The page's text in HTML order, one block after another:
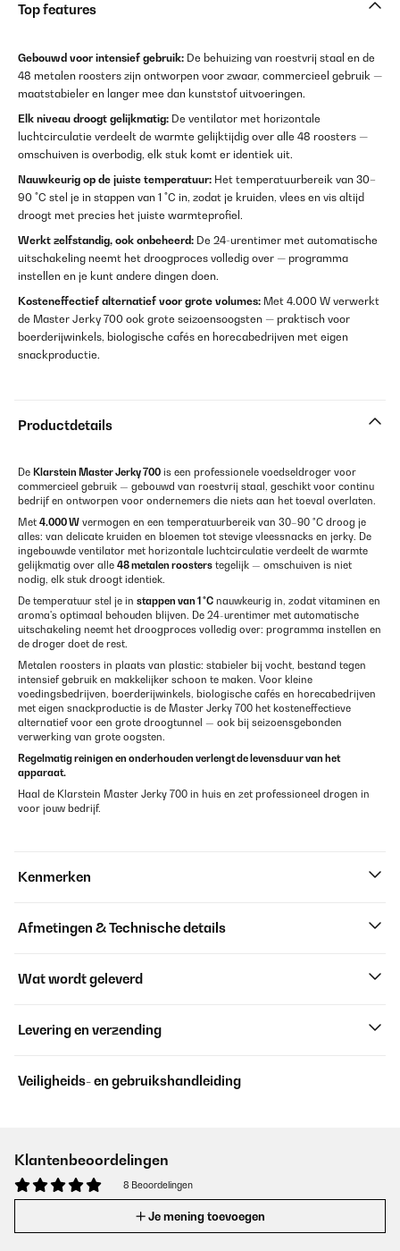
Top features
Gebouwd voor intensief gebruik: De behuizing van roestvrij staal en de
48 metalen roosters zijn ontworpen voor zwaar, commercieel gebruik —
maatstabieler en langer mee dan kunststof uitvoeringen.
Elk niveau droogt gelijkmatig: De ventilator met horizontale
luchtcirculatie verdeelt de warmte gelijktijdig over alle 48 roosters —
omschuiven is overbodig, elk stuk komt er identiek uit.
Nauwkeurig op de juiste temperatuur: Het temperatuurbereik van 30–
90 °C stel je in stappen van 1 °C in, zodat je kruiden, vlees en vis altijd
droogt met precies het juiste warmteprofiel.
Werkt zelfstandig, ook onbeheerd: De 24-urentimer met automatische
uitschakeling neemt het droogproces volledig over — programma
instellen en je kunt andere dingen doen.
Kosteneffectief alternatief voor grote volumes: Met 4.000 W verwerkt
de Master Jerky 700 ook grote seizoensoogsten — praktisch voor
boerderijwinkels, biologische cafés en horecabedrijven met eigen
snackproductie.
Productdetails
De Klarstein Master Jerky 700 is een professionele voedseldroger voor
commercieel gebruik — gebouwd van roestvrij staal, geschikt voor continu
bedrijf en ontworpen voor ondernemers die niets aan het toeval overlaten.
Met 4.000 W vermogen en een temperatuurbereik van 30–90 °C droog je
alles: van delicate kruiden en bloemen tot stevige vleessnacks en jerky. De
ingebouwde ventilator met horizontale luchtcirculatie verdeelt de warmte
gelijkmatig over alle 48 metalen roosters tegelijk — omschuiven is niet
nodig, elk stuk droogt identiek.
De temperatuur stel je in stappen van 1 °C nauwkeurig in, zodat vitaminen en
aroma's optimaal behouden blijven. De 24-urentimer met automatische
uitschakeling neemt het droogproces volledig over: programma instellen en
de droger doet de rest.
Metalen roosters in plaats van plastic: stabieler bij vocht, bestand tegen
intensief gebruik en makkelijker schoon te maken. Voor kleine
voedingsbedrijven, boerderijwinkels, biologische cafés en horecabedrijven
met eigen snackproductie is de Master Jerky 700 het kosteneffectieve
alternatief voor een grote droogtunnel — ook bij seizoensgebonden
verwerking van grote oogsten.
Regelmatig reinigen en onderhouden verlengt de levensduur van het
apparaat.
Haal de Klarstein Master Jerky 700 in huis en zet professioneel drogen in
voor jouw bedrijf.
Kenmerken
Afmetingen & Technische details
Wat wordt geleverd
Levering en verzending
Veiligheids- en gebruikshandleiding
Klantenbeoordelingen
8 Beoordelingen
Je mening toevoegen